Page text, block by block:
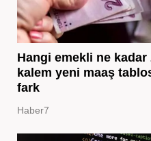
Hangi emekli ne
kalem yeni maaş
fark
Haber7